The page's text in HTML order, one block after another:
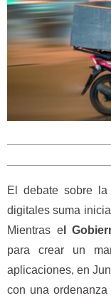
El debate sobre
digitales suma
Mientras el
para crear un
aplicaciones, en
con una